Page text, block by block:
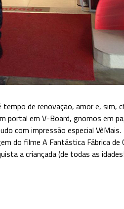
de renovação, amor e, sim,
portal em V-Board, gnomos em
com impressão especial VêMais.
do filme A Fantástica Fábrica de
a criançada (de todas as